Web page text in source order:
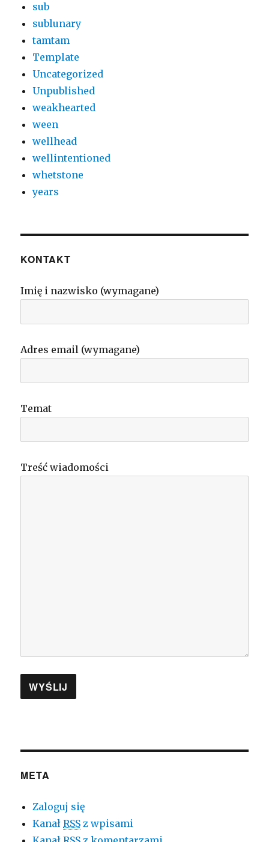
sub
sublunary
tamtam
Template
Uncategorized
Unpublished
weakhearted
ween
wellhead
wellintentioned
whetstone
years
KONTAKT
Imię i nazwisko (wymagane)
Adres email (wymagane)
Temat
Treść wiadomości
META
Zaloguj się
KanałRSS z wpisami